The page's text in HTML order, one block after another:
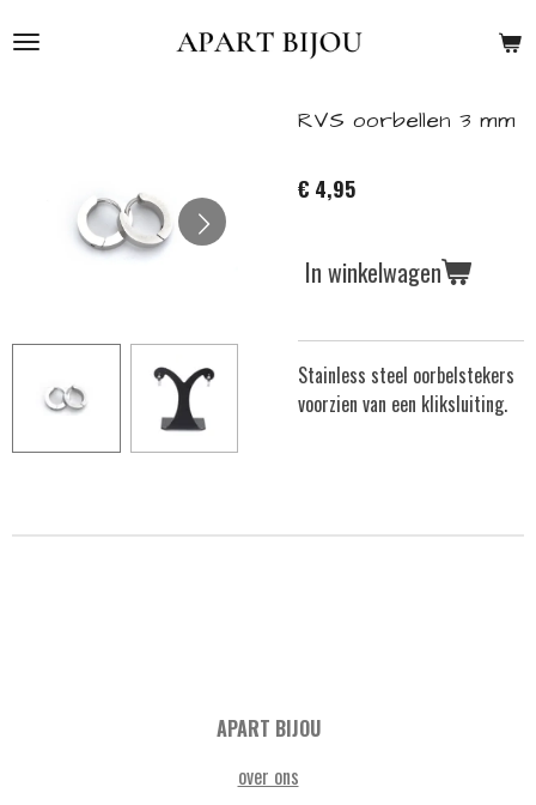
direct
RVS oorbellen 3 mm
€ 4,95
In winkelwagen
Stainless steel oorbelstekers
voorzien van een kliksluiting.
APART BIJOU
over ons